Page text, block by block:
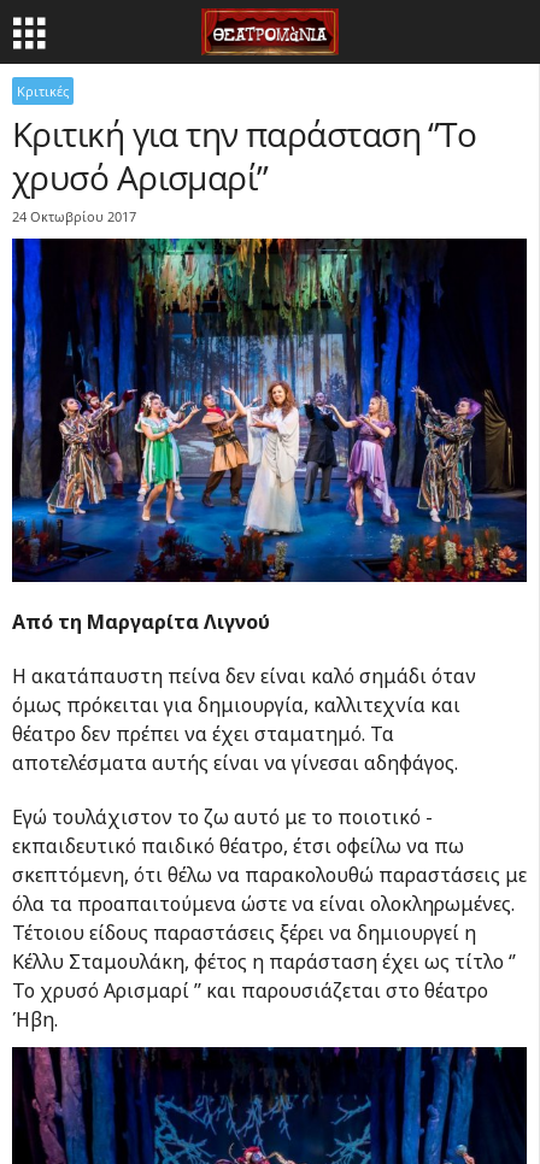
Κριτικές
Κριτική για την παράσταση ‘’Το
χρυσό Αρισμαρί’’
24 Οκτωβρίου 2017
Από τη Μαργαρίτα Λιγνού
Η ακατάπαυστη πείνα δεν είναι καλό σημάδι όταν
όμως πρόκειται για δημιουργία, καλλιτεχνία και
θέατρο δεν πρέπει να έχει σταματημό. Τα
αποτελέσματα αυτής είναι να γίνεσαι αδηφάγος.
Εγώ τουλάχιστον το ζω αυτό με το ποιοτικό -
εκπαιδευτικό παιδικό θέατρο, έτσι οφείλω να πω
σκεπτόμενη, ότι θέλω να παρακολουθώ παραστάσεις με
όλα τα προαπαιτούμενα ώστε να είναι ολοκληρωμένες.
Τέτοιου είδους παραστάσεις ξέρει να δημιουργεί η
Κέλλυ Σταμουλάκη, φέτος η παράσταση έχει ως τίτλο ‘’
Το χρυσό Αρισμαρί ’’ και παρουσιάζεται στο θέατρο
Ήβη.